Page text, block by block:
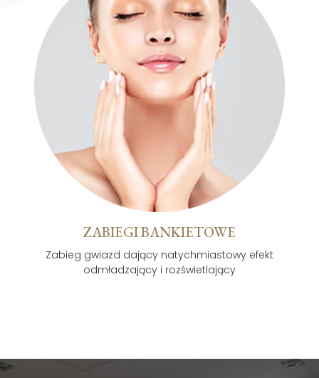
ZABIEGI BANKIETOWE
Zabieg gwiazd dający natychmiastowy efekt
odmładzający i rozświetlający